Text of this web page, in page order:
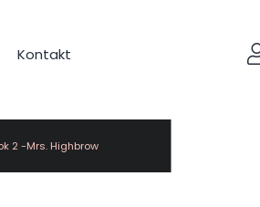
Kontakt
2 -Mrs. Highbrow